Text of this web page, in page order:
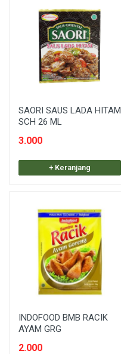
SAORI SAUS LADA HITAM
SCH 26 ML
3.000
+ Keranjang
INDOFOOD BMB RACIK
AYAM GRG
2.000